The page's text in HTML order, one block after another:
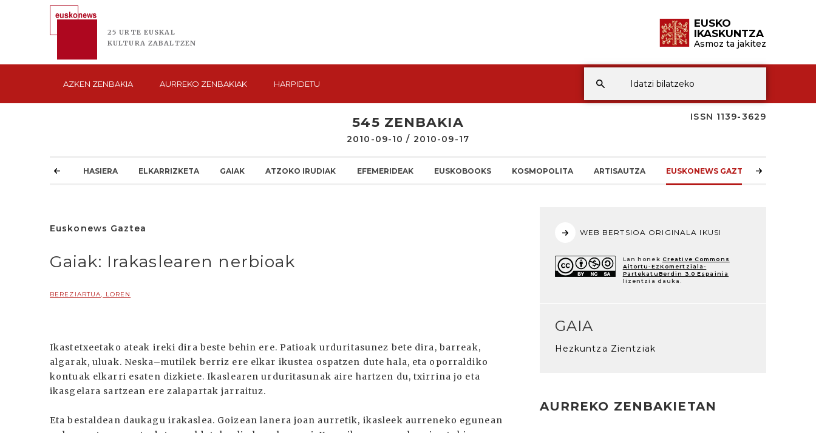
25 URTE EUSKAL
KULTURA ZABALTZEN
EUSKO
IKASKUNTZA
Asmoz ta jakitez
AZKEN ZENBAKIA AURREKO ZENBAKIAK HARPIDETU
ISSN 1139-3629
545 ZENBAKIA
2010-09-10 / 2010-09-17
HASIERA ELKARRIZKETA GAIAK ATZOKO IRUDIAK EFEMERIDEAK EUSKOBOOKS KOSMOPOLITA ARTISAUTZA EUSKONEWS GAZTEA
Euskonews Gaztea
Gaiak: Irakaslearen nerbioak
BEREZIARTUA, LOREN
Ikastetxeetako ateak ireki dira beste behin ere. Patioak urduritasunez bete dira, barreak,
algarak, uluak. Neska–mutilek berriz ere elkar ikustea ospatzen dute hala, eta oporraldiko
kontuak elkarri esaten dizkiete. Ikaslearen urduritasunak aire hartzen du, txirrina jo eta
ikasgelara sartzean ere zalapartak jarraituz.
Eta bestaldean daukagu irakaslea. Goizean lanera joan aurretik, ikasleek aurreneko egunean
WEB BERTSIOA ORIGINALA IKUSI
Lan honek Creative Commons
Aitortu-EzKomertziala-
PartekatuBerdin 3.0 Espainia
lizentzia dauka.
GAIA
Hezkuntza Zientziak
AURREKO ZENBAKIETAN